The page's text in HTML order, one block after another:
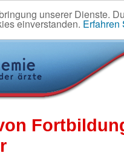
unserer Dienste.
einverstanden. Erfahren